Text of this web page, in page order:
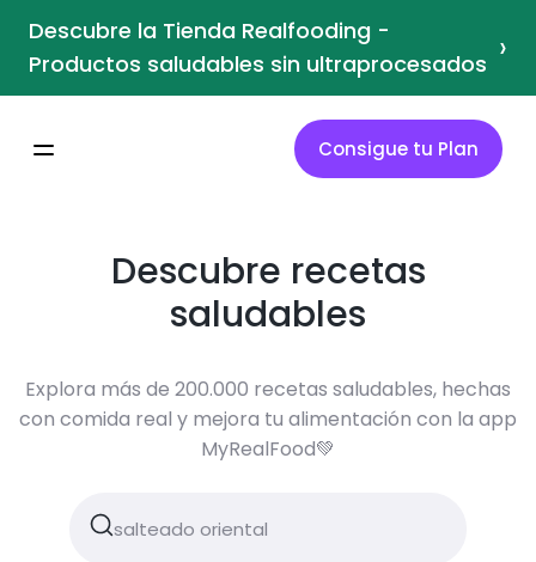
Descubre la Tienda Realfooding -
Productos saludables sin ultraprocesados ›
Consigue tu Plan
Descubre recetas
saludables
Explora más de 200.000 recetas saludables, hechas
con comida real y mejora tu alimentación con la app
MyRealFood💚